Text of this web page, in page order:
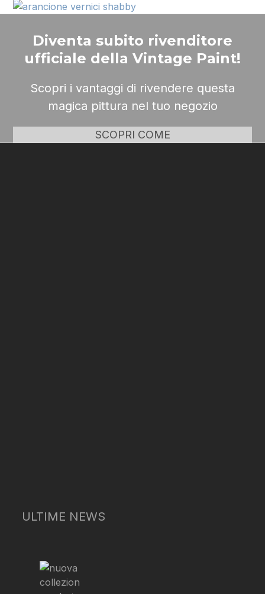
Diventa subito rivenditore
ufficiale della Vintage Paint!
Scopri i vantaggi di rivendere questa
magica pittura nel tuo negozio
SCOPRI COME
ULTIME NEWS